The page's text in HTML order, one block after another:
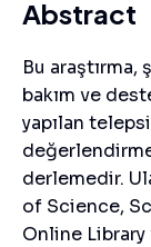
Abstract
Bu
bakım ve
yapılan
derlemedir.
of Science,
Online Library